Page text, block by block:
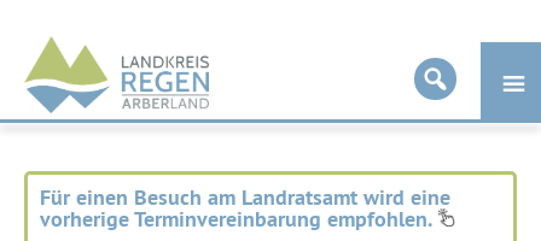
Landkreis
Regen
Für einen Besuch am Landratsamt wird eine
vorherige Terminvereinbarung empfohlen.